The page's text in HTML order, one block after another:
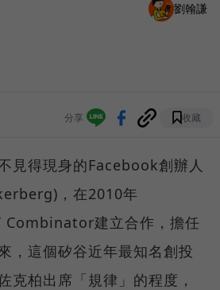
劉翰謙
分享 收藏
見得現身的Facebook創辦人
，在2010年
Combinator建立合作，擔任
，這個矽谷近年最知名創投
克柏出席「規律」的程度，